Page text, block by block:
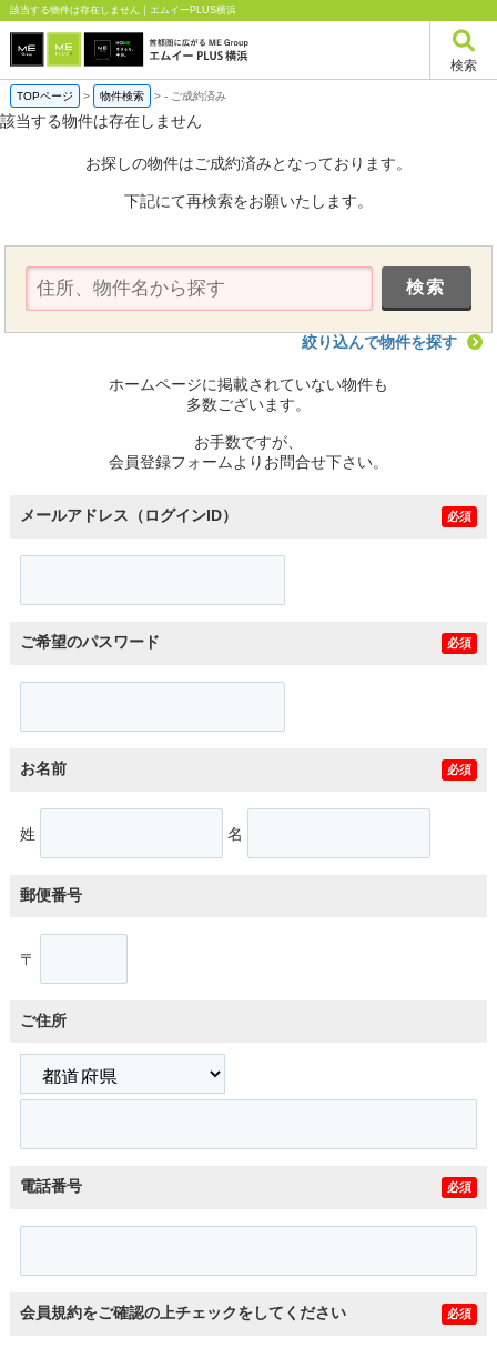
該当する物件は存在しません｜エムイーPLUS横浜
検索
TOPページ > 物件検索 >- ご成約済み
該当する物件は存在しません
お探しの物件はご成約済みとなっております。
下記にて再検索をお願いたします。
絞り込んで物件を探す
ホームページに掲載されていない物件も
多数ございます。
お手数ですが、
会員登録フォームよりお問合せ下さい。
メールアドレス（ログインID） 必須
ご希望のパスワード 必須
お名前 必須
姓 名
郵便番号
〒
ご住所
電話番号 必須
会員規約をご確認の上チェックをしてください 必須